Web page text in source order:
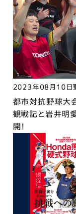
2023年08月10日
都市対抗野球大
観戦記と岩井明
開！